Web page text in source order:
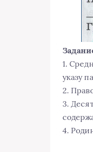
1.
указу
2.
3.
4.